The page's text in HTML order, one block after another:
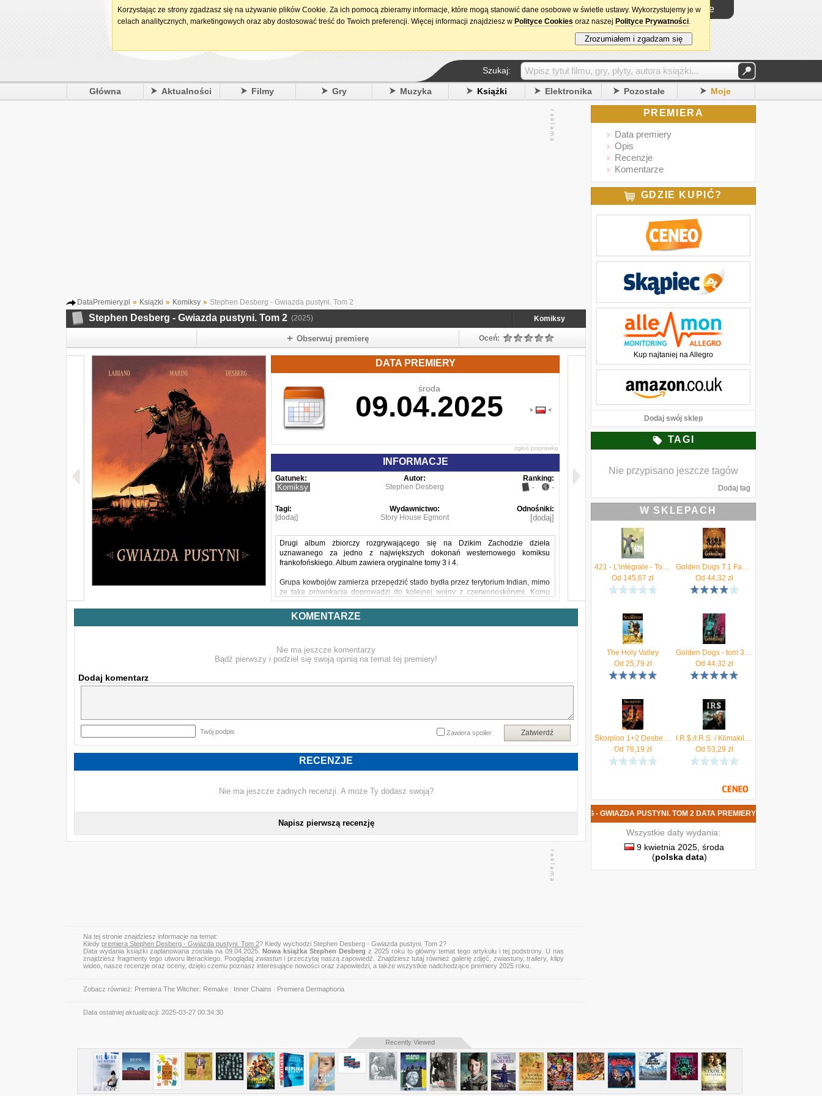
15. urodziny DataPremiery.pl Logowanie
Szukaj:
Główna Aktualności Filmy Gry Muzyka Książki Elektronika Pozostałe Moje
DataPremiery.pl » Książki » Komiksy » Stephen Desberg - Gwiazda pustyni. Tom 2
Stephen Desberg - Gwiazda pustyni. Tom 2 (2025) Komiksy
Obserwuj premierę Oceń:
DATA PREMIERY
środa
09.04.2025
zgłoś poprawkę
INFORMACJE
Gatunek:
Komiksy
Autor:
Stephen Desberg
Ranking:
- -
Tagi:
[dodaj]
Wydawnictwo:
Story House Egmont
Odnośniki:
[dodaj]
Drugi album zbiorczy rozgrywającego się na Dzikim Zachodzie dzieła
uznawanego za jedno z największych dokonań westernowego komiksu
frankofońskiego. Album zawiera oryginalne tomy 3 i 4.
Grupa kowbojów zamierza przepędzić stado bydła przez terytorium Indian, mimo
że taka prowokacja doprowadzi do kolejnej wojny z czerwonoskórymi. Komu
zależy na wywołaniu krwawego konfliktu? W tym samym czasie uczeń
indiańskiego czarownika stara się o najpiękniejszą dziewczynę w plemieniu, a na
pograniczu osiedlają się pionierzy, którzy wierzą, że Bóg podarował im tę ziemię.
Scenarzystą serii jest sławny belgijski autor Stephen Desberg, współtwórca
Hugues Labiano, znany z kilku cykli i kilkunastu one-shotów, m.in. thrillera „Black
Op” czy historii przygodowych „Dixie Road” i „Le lion de Judah”.
KOMENTARZE
Nie ma jeszcze komentarzy
Bądź pierwszy i podziel się swoją opinią na temat tej premiery!
Dodaj komentarz
Twój podpis Zatwierdź
Zawiera spoiler
RECENZJE
Nie ma jeszcze żadnych recenzji. A może Ty dodasz swoją?
Napisz pierwszą recenzję
Na tej stronie znajdziesz informacje na temat:
Kiedy premiera Stephen Desberg - Gwiazda pustyni. Tom 2? Kiedy wychodzi Stephen Desberg - Gwiazda pustyni. Tom 2?
Data wydania książki zaplanowana została na 09.04.2025. Nowa książka Stephen Desberg z 2025 roku to główny temat tego artykułu i tej podstrony. U nas
znajdziesz fragmenty tego utworu literackiego. Pooglądaj zwiastuni przeczytaj naszą zapowiedź. Znajdziesz tutaj również galerię zdjęć, zwiastuny, trailery, klipy
wideo, nasze recenzje oraz oceny, dzięki czemu poznasz interesujące nowości oraz zapowiedzi, a także wszystkie nadchodzące premiery 2025 roku.
Zobacz również: Premiera The Witcher: Remake Inner Chains Premiera Dermaphoria
Data ostatniej aktualizacji: 2025-03-27 00:34:30
PREMIERA
Data premiery
Opis
Recenzje
Komentarze
GDZIE KUPIĆ?
Kup najtaniej na Allegro
Dodaj swój sklep
TAGI
Nie przypisano jeszcze tagów
Dodaj tag
W SKLEPACH
421 - L'intégrale - Tome 2
Od 145,67 zł
Golden Dogs T.1 Fanny
Od 44,32 zł
The Holy Valley
Od 25,79 zł
Golden Dogs - tom 3 - Sędzia Aaron - Białystok
Od 44,32 zł
Škorpion 1+2 Desberg, Stéphen
Od 78,19 zł
I.R.$./I.R.S. / Klimakiller Desberg
Od 53,29 zł
NOWA KSIĄŻKA STEPHEN DESBERG - GWIAZDA PUSTYNI. TOM 2 DATA PREMIERY
Wszystkie daty wydania:
9 kwietnia 2025, środa
(polska data)
Recently Viewed
Korzystając ze strony zgadzasz się na używanie plików Cookie. Za ich pomocą zbieramy informacje, które mogą stanowić dane osobowe w świetle ustawy. Wykorzystujemy je w
celach analitycznych, marketingowych oraz aby dostosować treść do Twoich preferencji. Więcej informacji znajdziesz w Polityce Cookies oraz naszej Polityce Prywatności.
Zrozumiałem i zgadzam się